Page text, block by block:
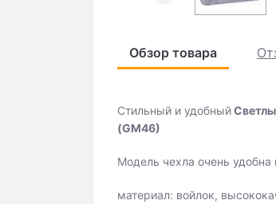
Обзор товара
Стильный и удобный
(GM46)
Модель чехла очень удобна
материал: войлок,